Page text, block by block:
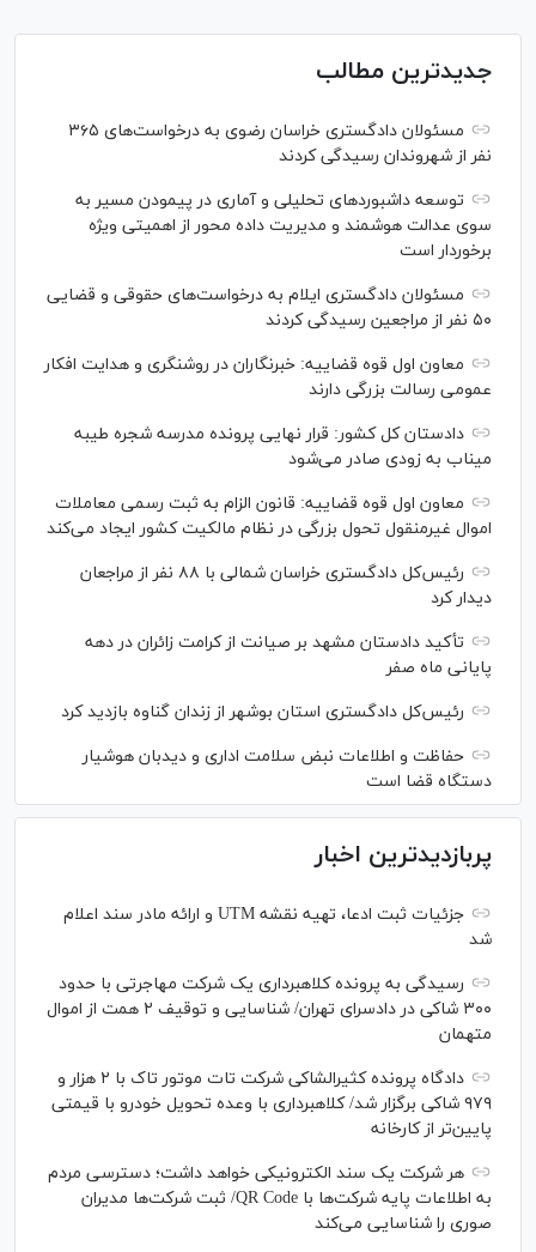
جدیدترین مطالب
مسئولان دادگستری خراسان رضوی به درخواست‌های ۳۶۵
نفر از شهروندان رسیدگی کردند
توسعه داشبوردهای تحلیلی و آماری در پیمودن مسیر به
سوی عدالت هوشمند و مدیریت داده محور از اهمیتی ویژه
برخوردار است
مسئولان دادگستری ایلام به درخواست‌های حقوقی و قضایی
۵۰ نفر از مراجعین رسیدگی کردند
معاون اول قوه قضاییه: خبرنگاران در روشنگری و هدایت افکار
عمومی رسالت بزرگی دارند
دادستان کل کشور: قرار نهایی پرونده مدرسه شجره طیبه
میناب به زودی صادر می‌شود
معاون اول قوه قضاییه: قانون الزام به ثبت رسمی معاملات
اموال غیرمنقول تحول بزرگی در نظام مالکیت کشور ایجاد می‌کند
رئیس‌کل دادگستری خراسان شمالی با ۸۸ نفر از مراجعان
دیدار کرد
تأکید دادستان مشهد بر صیانت از کرامت زائران در دهه
پایانی ماه صفر
رئیس‌کل دادگستری استان بوشهر از زندان گناوه بازدید کرد
حفاظت و اطلاعات نبض سلامت اداری و دیدبان هوشیار
دستگاه قضا است
پربازدیدترین اخبار
جزئیات ثبت ادعا، تهیه نقشه UTM و ارائه مادر سند اعلام
شد
رسیدگی به پرونده کلاهبرداری یک شرکت مهاجرتی با حدود
۳۰۰ شاکی در دادسرای تهران/ شناسایی و توقیف ۲ همت از اموال
متهمان
دادگاه پرونده کثیرالشاکی شرکت تات موتور تاک با ۲ هزار و
۹۷۹ شاکی برگزار شد/ کلاهبرداری با وعده تحویل خودرو با قیمتی
پایین‌تر از کارخانه
هر شرکت یک سند الکترونیکی خواهد داشت؛ دسترسی مردم
به اطلاعات پایه شرکت‌ها با QR Code/ ثبت شرکت‌ها مدیران
صوری را شناسایی می‌کند